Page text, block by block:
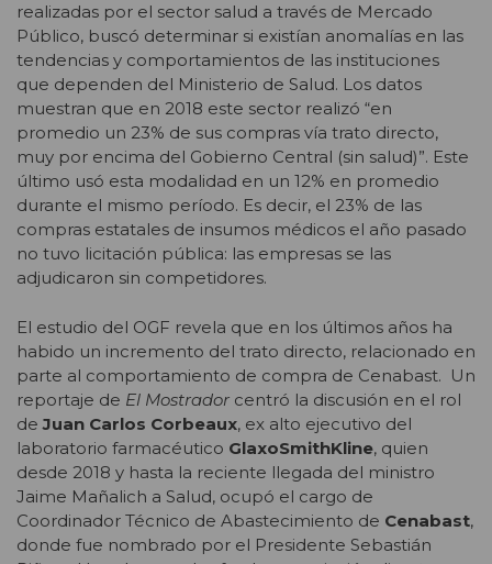
realizadas por el sector salud a través de Mercado
Público, buscó determinar si existían anomalías en las
tendencias y comportamientos de las instituciones
que dependen del Ministerio de Salud. Los datos
muestran que en 2018 este sector realizó “en
promedio un 23% de sus compras vía trato directo,
muy por encima del Gobierno Central (sin salud)”. Este
último usó esta modalidad en un 12% en promedio
durante el mismo período. Es decir, el 23% de las
compras estatales de insumos médicos el año pasado
no tuvo licitación pública: las empresas se las
adjudicaron sin competidores.
El estudio del OGF revela que en los últimos años ha
habido un incremento del trato directo, relacionado en
parte al comportamiento de compra de Cenabast. Un
reportaje de El Mostrador centró la discusión en el rol
deJuan Carlos Corbeaux, ex alto ejecutivo del
laboratorio farmacéutico GlaxoSmithKline, quien
desde 2018 y hasta la reciente llegada del ministro
Jaime Mañalich a Salud, ocupó el cargo de
Coordinador Técnico de Abastecimiento de Cenabast,
donde fue nombrado por el Presidente Sebastián